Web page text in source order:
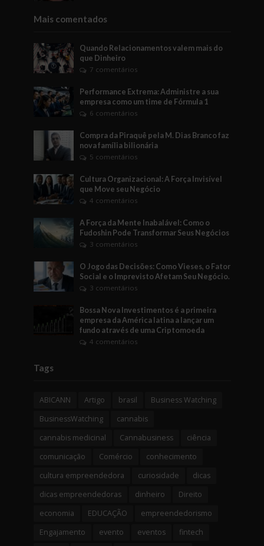
Mais comentados
Quando Relacionamentos valem mais do
que Dinheiro
7 comentários
Performance Extrema: Administre a sua
empresa como um time de Fórmula 1
6 comentários
Compra da Piraquê pela M. Dias Branco faz
nova família bilionária
5 comentários
Cultura Organizacional: A Força Invisível
que Move seu Negócio
4 comentários
A Força da Mente Inabalável: Como o
Fudoshin Pode Transformar Seus Negócios
3 comentários
O Jogo das Decisões: Como Vieses, o Fator
Social e o Imprevisto Afetam Seu Negócio.
3 comentários
Bossa Nova Investimentos é a primeira
empresa da América latina a lançar um
fundo através de uma Criptomoeda
4 comentários
Tags
ABICANN Artigo brasil
Business Watching
BusinessWatching
cannabis
cannabis medicinal
Cannabusiness
ciência
comunicação
Comércio
conhecimento
cultura empreendedora
curiosidade
dicas
dicas empreendedoras
dinheiro
Direito
economia
EDUCAÇÃO
empreendedorismo
Engajamento
evento eventos
fintech